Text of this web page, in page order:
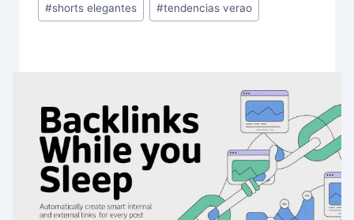
#shorts elegantes #tendencias verao